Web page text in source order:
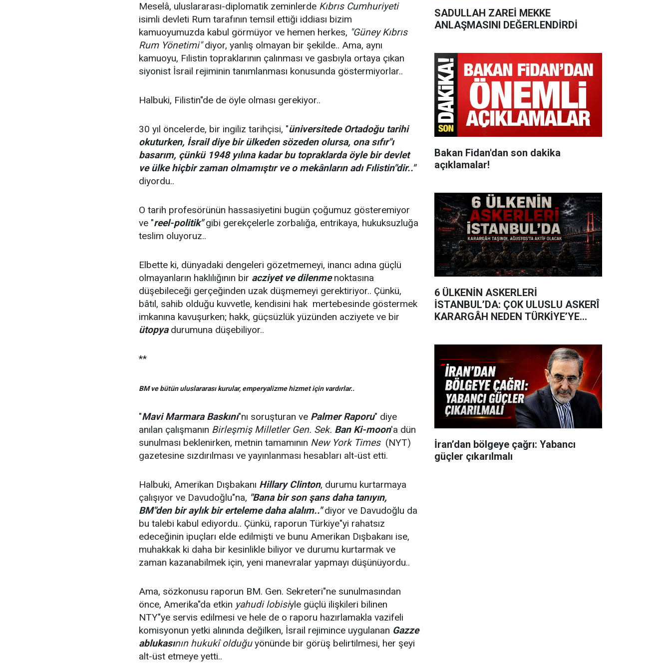
Meselâ, uluslararası-diplomatik zeminlerde Kıbrıs Cumhuriyeti
isimli devleti Rum tarafının temsil ettiği iddiası bizim
kamuoyumuzda kabul görmüyor ve hemen herkes, "Güney Kıbrıs
Rum Yönetimi"diyor, yanlış olmayan bir şekilde.. Ama, aynı
kamuoyu, Fılistin topraklarının çalınması ve gasbıyla ortaya çıkan
siyonist İsrail rejiminin tanımlanması konusunda göstermiyorlar..
Halbuki, Filistin"de de öyle olması gerekiyor..
30 yıl öncelerde, bir ingiliz tarihçisi, "üniversitede Ortadoğu tarihi
okuturken, İsrail diye bir ülkeden sözeden olursa, ona sıfır"ı
basarım, çünkü 1948 yılına kadar bu topraklarda öyle bir devlet
ve ülke hiçbir zaman olmamıştır ve o mekânların adı Fılistin"dir.."
diyordu..
O tarih profesörünün hassasiyetini bugün çoğumuz gösteremiyor
ve "reel-politik"gibi gerekçelerle zorbalığa, entrikaya, hukuksuzluğa
teslim oluyoruz..
Elbette ki, dünyadaki dengeleri gözetmemeyi, inancı adına güçlü
olmayanların haklılığının bir acziyet ve dilenmenoktasına
düşebileceği gerçeğinden uzak düşmemeyi gerektiriyor.. Çünkü,
bâtıl, sahib olduğu kuvvetle, kendisini hak mertebesinde göstermek
imkanına kavuşurken; hakk, güçsüzlük yüzünden acziyete ve bir
ütopya durumuna düşebiliyor..
**
BM ve bütün uluslararası kurular, emperyalizme hizmet için vardırlar..
"Mavi Marmara Baskını"nı soruşturan ve Palmer Raporu" diye
anılan çalışmanın Birleşmiş Milletler Gen. Sek. Ban Ki-moon'a dün
sunulması beklenirken, metnin tamamının New York Times(NYT)
gazetesine sızdırılması ve yayınlanması hesabları alt-üst etti.
Halbuki, Amerikan Dışbakanı Hillary Clinton, durumu kurtarmaya
çalışıyor ve Davudoğlu"na, "Bana bir son şans daha tanıyın,
BM"den bir aylık bir erteleme daha alalım.."diyor ve Davudoğlu da
bu talebi kabul ediyordu.. Çünkü, raporun Türkiye"yi rahatsız
edeceğinin ipuçları elde edilmişti ve bunu Amerikan Dışbakanı ise,
muhakkak ki daha bir kesinlikle biliyor ve durumu kurtarmak ve
zaman kazanabilmek için, yeni manevralar yapmayı düşünüyordu..
Ama, sözkonusu raporun BM. Gen. Sekreteri"ne sunulmasından
önce, Amerika"da etkin yahudi lobisiyle güçlü ilişkileri bilinen
NTY"ye servis edilmesi ve hele de o raporu hazırlamakla vazifeli
komisyonun yetki alınında değilken, İsrail rejimince uygulanan Gazze
ablukasının hukukî olduğuyönünde bir görüş belirtilmesi, her şeyi
alt-üst etmeye yetti..
SADULLAH ZAREİ MEKKE
ANLAŞMASINI DEĞERLENDİRDİ
Bakan Fidan'dan son dakika
açıklamalar!
6 ÜLKENİN ASKERLERİ
İSTANBUL’DA: ÇOK ULUSLU ASKERÎ
KARARGÂH NEDEN TÜRKİYE’YE
İran’dan bölgeye çağrı: Yabancı
güçler çıkarılmalı